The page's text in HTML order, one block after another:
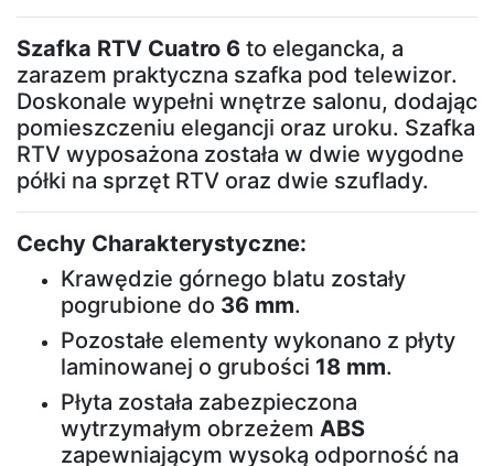
dziecięce
Łóżka
tapicerowane
Łóżka
kontynentalne
Łóżka
drewniane
Szafy
Szafy
Szafka RTV Cuatro 6 to elegancka, a
zarazem praktyczna szafka pod telewizor.
Doskonale wypełni wnętrze salonu, dodając
pomieszczeniu elegancji oraz uroku. Szafka
RTV wyposażona została w dwie wygodne
półki na sprzęt RTV oraz dwie szuflady.
Cechy Charakterystyczne:
Krawędzie górnego blatu zostały
pogrubione do 36 mm.
Pozostałe elementy wykonano z płyty
laminowanej o grubości 18 mm.
Płyta została zabezpieczona
wytrzymałym obrzeżem ABS
zapewniającym wysoką odporność na